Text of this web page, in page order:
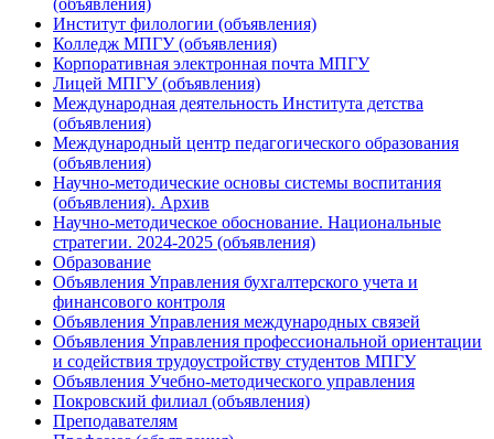
(объявления)
Институт филологии (объявления)
Колледж МПГУ (объявления)
Корпоративная электронная почта МПГУ
Лицей МПГУ (объявления)
Международная деятельность Института детства
(объявления)
Международный центр педагогического образования
(объявления)
Научно-методические основы системы воспитания
(объявления). Архив
Научно-методическое обоснование. Национальные
стратегии. 2024-2025 (объявления)
Образование
Объявления Управления бухгалтерского учета и
финансового контроля
Объявления Управления международных связей
Объявления Управления профессиональной ориентации
и содействия трудоустройству студентов МПГУ
Объявления Учебно-методического управления
Покровский филиал (объявления)
Преподавателям